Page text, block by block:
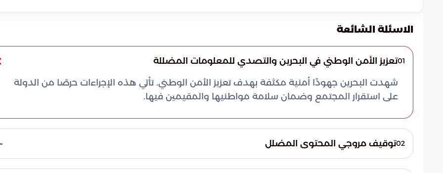
الاسئلة الشائعة
01تعزيز الأمن الوطني في البحرين والتصدي للمعلومات المضللة
شهدت البحرين جهودًا أمنية مكثفة بهدف تعزيز الأمن الوطني. تأتي هذه الإجراءات حرصًا من الدولة
على استقرار المجتمع وضمان سلامة مواطنيها والمقيمين فيها.
02توقيف مروجي المحتوى المضلل